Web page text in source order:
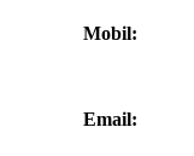
Mobil:
Email: